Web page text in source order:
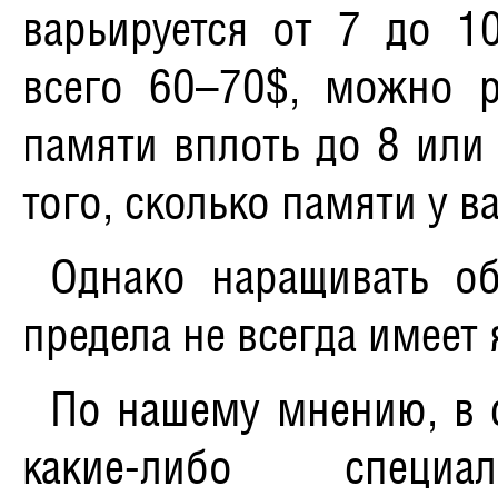
варьируется от 7 до
всего 60–70$, можно
памяти вплоть до 8
того, сколько памяти у
Однако наращивать
предела не всегда
По нашему мнению, в
какие-либо